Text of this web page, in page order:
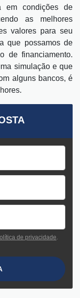
em condições de
as melhores
valores para seu
que possamos de
de financiamento.
simulação e que
alguns bancos, é
de privacidade.